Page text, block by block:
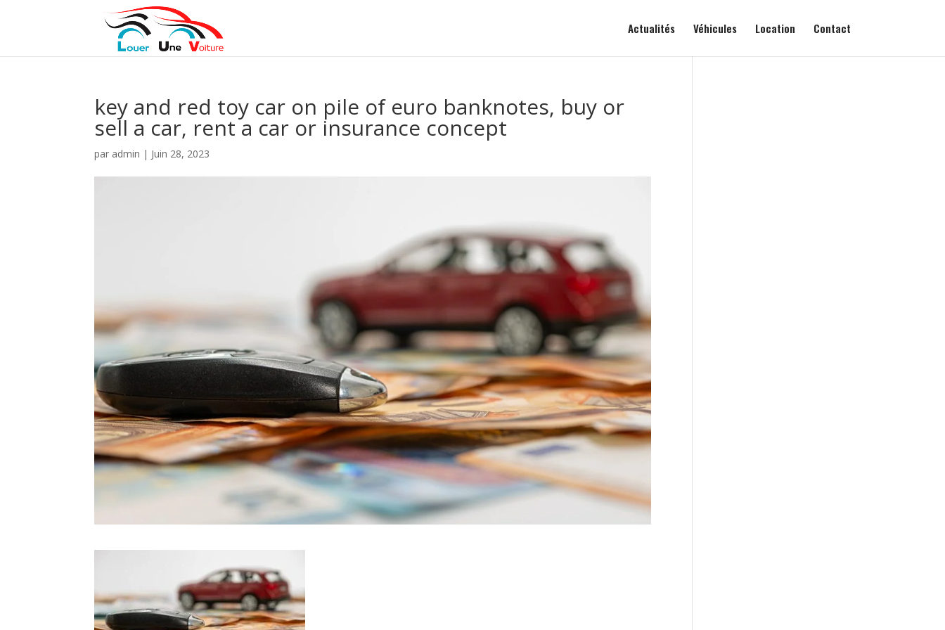
Actualités Véhicules Location Contact
key and red toy car on pile of euro banknotes, buy or
sell a car, rent a car or insurance concept
par admin | Juin 28, 2023